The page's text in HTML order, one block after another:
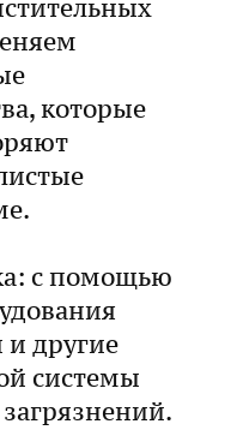
которые
с помощью
другие
системы